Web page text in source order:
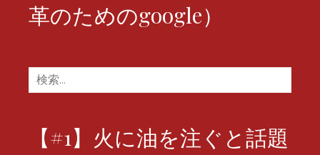
革のためのgoogle）
検
索:
【#1】火に油を注ぐと話題